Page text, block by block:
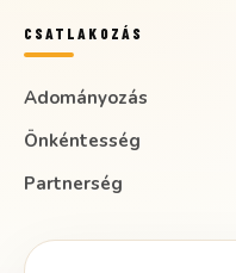
CSATLAKOZÁS
Adományozás
Önkéntesség
Partnerség